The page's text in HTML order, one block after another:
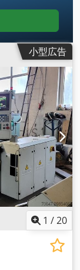
小型広告
1 /20